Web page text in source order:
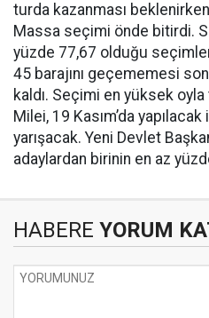
turda kazanması beklenirken
Massa seçimi önde bitirdi.
yüzde 77,67 olduğu
45 barajını geçememesi
kaldı. Seçimi en yüksek
Milei, 19 Kasım’da
yarışacak. Yeni Devlet
adaylardan birinin en az
HABERE YORUM